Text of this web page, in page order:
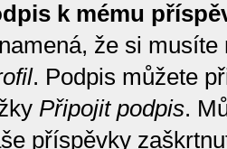
k mému
že si
. Podpis můžete
Připojit podpis.
příspěvky